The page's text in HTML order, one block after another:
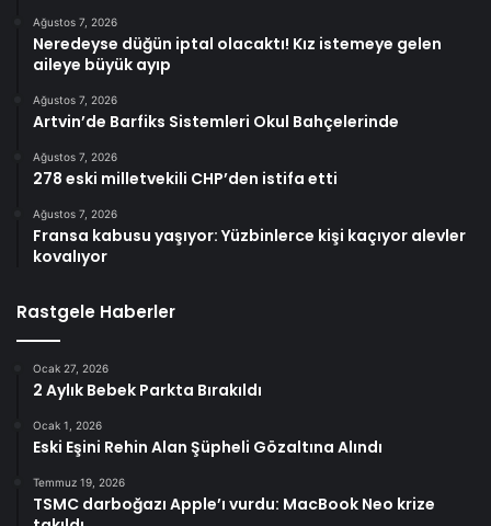
Ağustos 7, 2026
Neredeyse düğün iptal olacaktı! Kız istemeye gelen
aileye büyük ayıp
Ağustos 7, 2026
Artvin’de Barfiks Sistemleri Okul Bahçelerinde
Ağustos 7, 2026
278 eski milletvekili CHP’den istifa etti
Ağustos 7, 2026
Fransa kabusu yaşıyor: Yüzbinlerce kişi kaçıyor alevler
kovalıyor
Rastgele Haberler
Ocak 27, 2026
2 Aylık Bebek Parkta Bırakıldı
Ocak 1, 2026
Eski Eşini Rehin Alan Şüpheli Gözaltına Alındı
Temmuz 19, 2026
TSMC darboğazı Apple’ı vurdu: MacBook Neo krize